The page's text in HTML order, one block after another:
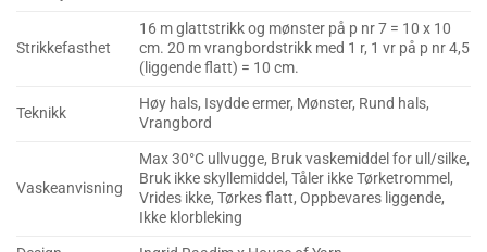
Strikkefasthet
16 m glattstrikk og mønster på p nr 7 = 10 x 10
cm. 20 m vrangbordstrikk med 1 r, 1 vr på p nr 4,5
(liggende flatt) = 10 cm.
Teknikk
Høy hals, Isydde ermer, Mønster, Rund hals,
Vrangbord
Vaskeanvisning
Max 30°C ullvugge, Bruk vaskemiddel for ull/silke,
Bruk ikke skyllemiddel, Tåler ikke Tørketrommel,
Vrides ikke, Tørkes flatt, Oppbevares liggende,
Ikke klorbleking